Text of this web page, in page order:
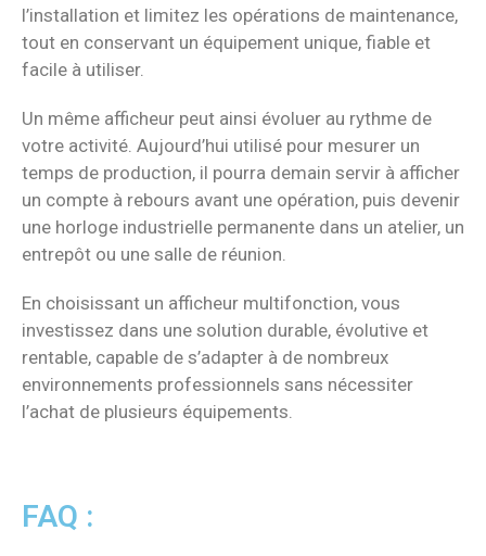
l’installation et limitez les opérations de maintenance,
tout en conservant un équipement unique, fiable et
facile à utiliser.
Un même afficheur peut ainsi évoluer au rythme de
votre activité. Aujourd’hui utilisé pour mesurer un
temps de production, il pourra demain servir à afficher
un compte à rebours avant une opération, puis devenir
une horloge industrielle permanente dans un atelier, un
entrepôt ou une salle de réunion.
En choisissant un afficheur multifonction, vous
investissez dans une solution durable, évolutive et
rentable, capable de s’adapter à de nombreux
environnements professionnels sans nécessiter
l’achat de plusieurs équipements.
FAQ :